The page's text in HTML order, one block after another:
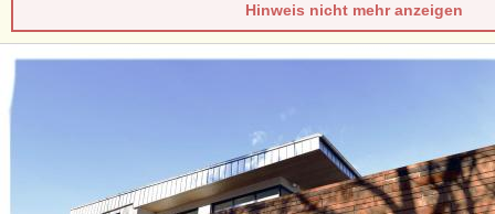
Hinweis nicht mehr anzeigen